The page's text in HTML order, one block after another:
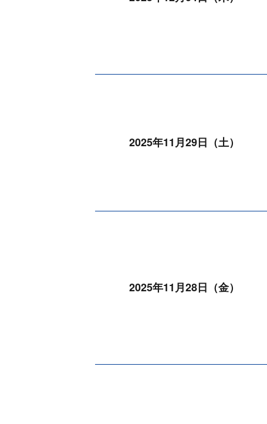
2025年11月29日（土）
2025年11月28日（金）